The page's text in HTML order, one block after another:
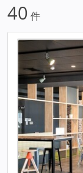
40 件